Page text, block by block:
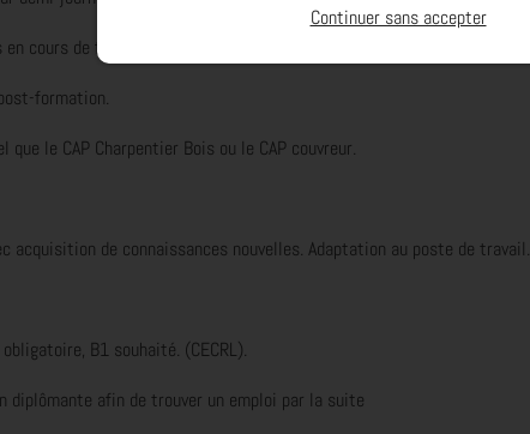
cours de formation. Attestation de formation.
formation.
le CAP Charpentier Bois ou le CAP couvreur.
acquisition de connaissances nouvelles. Adaptation au poste de travail.
B1 souhaité. (CECRL).
diplômante afin de trouver un emploi par la suite
Continuer sans accepter